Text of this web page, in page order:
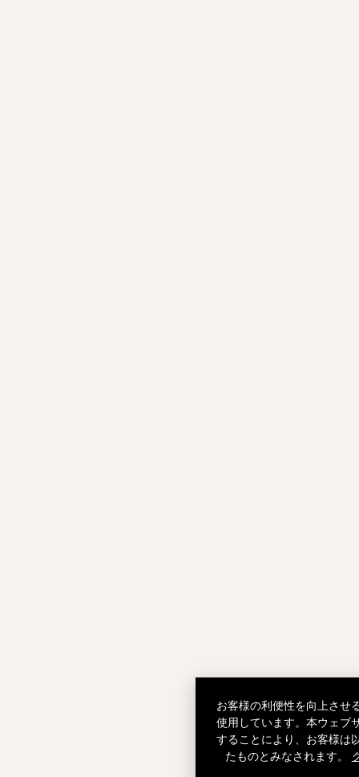
お客様の利便性を向上させ
使用しています。本ウェブ
することにより、お客様は
たものとみなされます。